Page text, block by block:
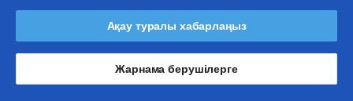
Ақау туралы хабарлаңыз
Жарнама берушілерге